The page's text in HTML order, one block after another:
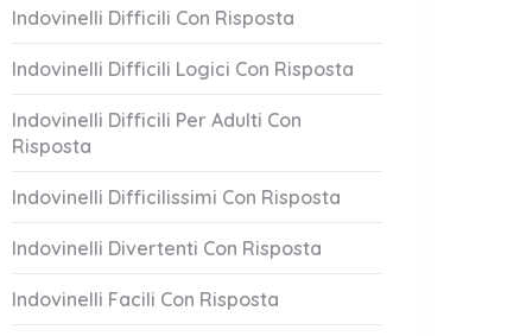
Indovinelli Difficili Con Risposta
Indovinelli Difficili Logici Con Risposta
Indovinelli Difficili Per Adulti Con
Risposta
Indovinelli Difficilissimi Con Risposta
Indovinelli Divertenti Con Risposta
Indovinelli Facili Con Risposta